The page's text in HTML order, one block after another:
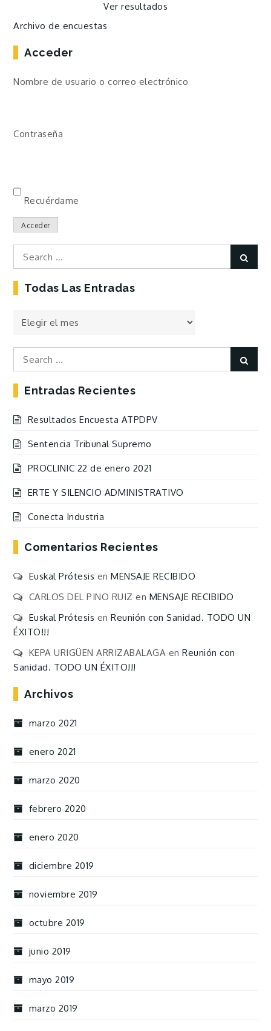
Ver resultados
Archivo de encuestas
Acceder
Nombre de usuario o correo electrónico
Contraseña
Recuérdame
Acceder
Search
for:
Todas Las Entradas
Todas
Entradas
Search
for:
Entradas Recientes
Resultados Encuesta ATPDPV
Sentencia Tribunal Supremo
PROCLINIC 22 de enero 2021
ERTE Y SILENCIO ADMINISTRATIVO
Conecta Industria
Comentarios Recientes
Euskal Prótesis enMENSAJE RECIBIDO
CARLOS DEL PINO RUIZ en MENSAJE RECIBIDO
Euskal Prótesis enReunión con Sanidad. TODO UN
ÉXITO!!!
KEPA URIGÜEN ARRIZABALAGA enReunión con
Sanidad. TODO UN ÉXITO!!!
Archivos
marzo 2021
enero 2021
marzo 2020
febrero 2020
enero 2020
diciembre 2019
noviembre 2019
octubre 2019
junio 2019
mayo 2019
marzo 2019